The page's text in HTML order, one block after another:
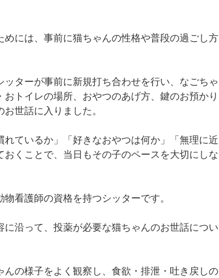
には、事前に猫ちゃんの性格や普段の過ごし方
ターが事前に新規打ち合わせを行い、なごちゃ
トイレの場所、おやつのあげ方、鍵のお預かり
世話に入りました。
れているか」「好きなおやつは何か」「無理に近
くことで、当日もその子のペースを大切にしな
看護師の資格を持つシッターです。
沿って、投薬が必要な猫ちゃんのお世話につい
の様子をよく観察し、食欲・排泄・吐き戻しの